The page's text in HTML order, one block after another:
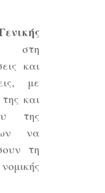
στη
και
με
και
της
να
τη